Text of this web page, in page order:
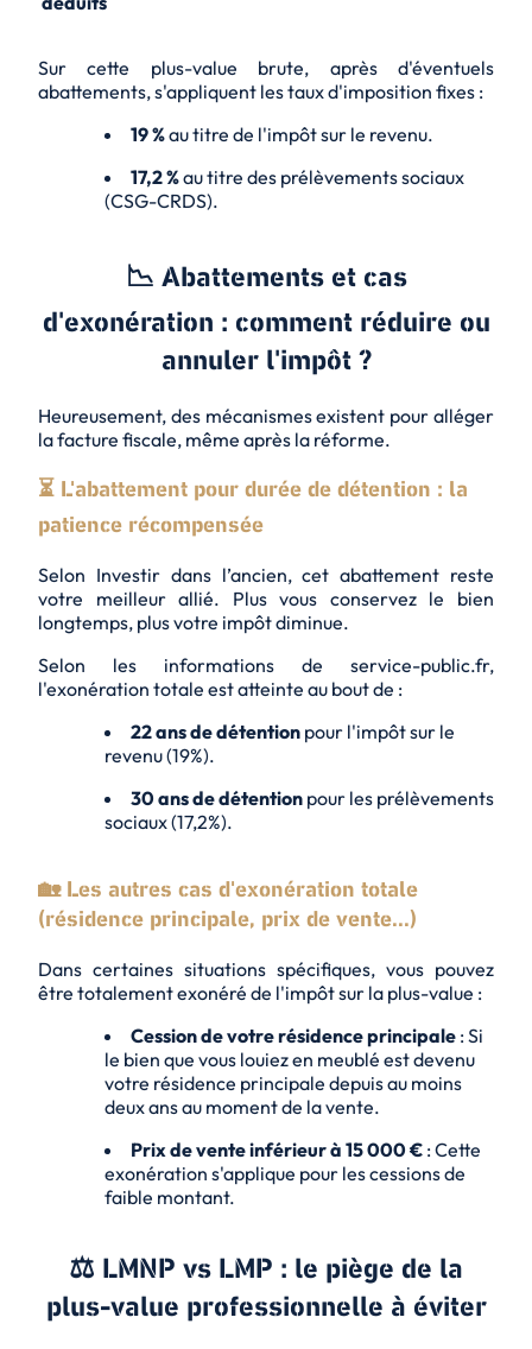
Sur cette plus-value brute, après d'éventuels
abattements, s'appliquent les taux d'imposition fixes :
19 %au titre de l'impôt sur le revenu.
17,2 %au titre des prélèvements sociaux
(CSG-CRDS).
📉 Abattements et cas
d'exonération : comment réduire ou
annuler l'impôt ?
Heureusement, des mécanismes existent pour alléger
la facture fiscale, même après la réforme.
⏳ L'abattement pour durée de détention : la
patience récompensée
Selon Investir dans l’ancien, cet abattement reste
votre meilleur allié. Plus vous conservez le bien
longtemps, plus votre impôt diminue.
Selon les informations de service-public.fr,
l'exonération totale est atteinte au bout de :
22 ans de détention pour l'impôt sur le
revenu (19%).
30 ans de détention pour les prélèvements
sociaux (17,2%).
🏡 Les autres cas d'exonération totale
(résidence principale, prix de vente...)
Dans certaines situations spécifiques, vous pouvez
être totalement exonéré de l'impôt sur la plus-value :
Cession de votre résidence principale : Si
le bien que vous louiez en meublé est devenu
votre résidence principale depuis au moins
deux ans au moment de la vente.
Prix de vente inférieur à 15 000 € : Cette
exonération s'applique pour les cessions de
faible montant.
⚖️ LMNP vs LMP : le piège de la
plus-value professionnelle à éviter